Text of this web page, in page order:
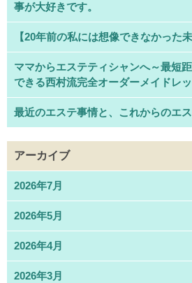
事が大好きです。
【20年前の私には想像できなかった未
ママからエステティシャンへ～最短
できる西村流完全オーダーメイドレ
最近のエステ事情と、これからのエ
アーカイブ
2026年7月
2026年5月
2026年4月
2026年3月